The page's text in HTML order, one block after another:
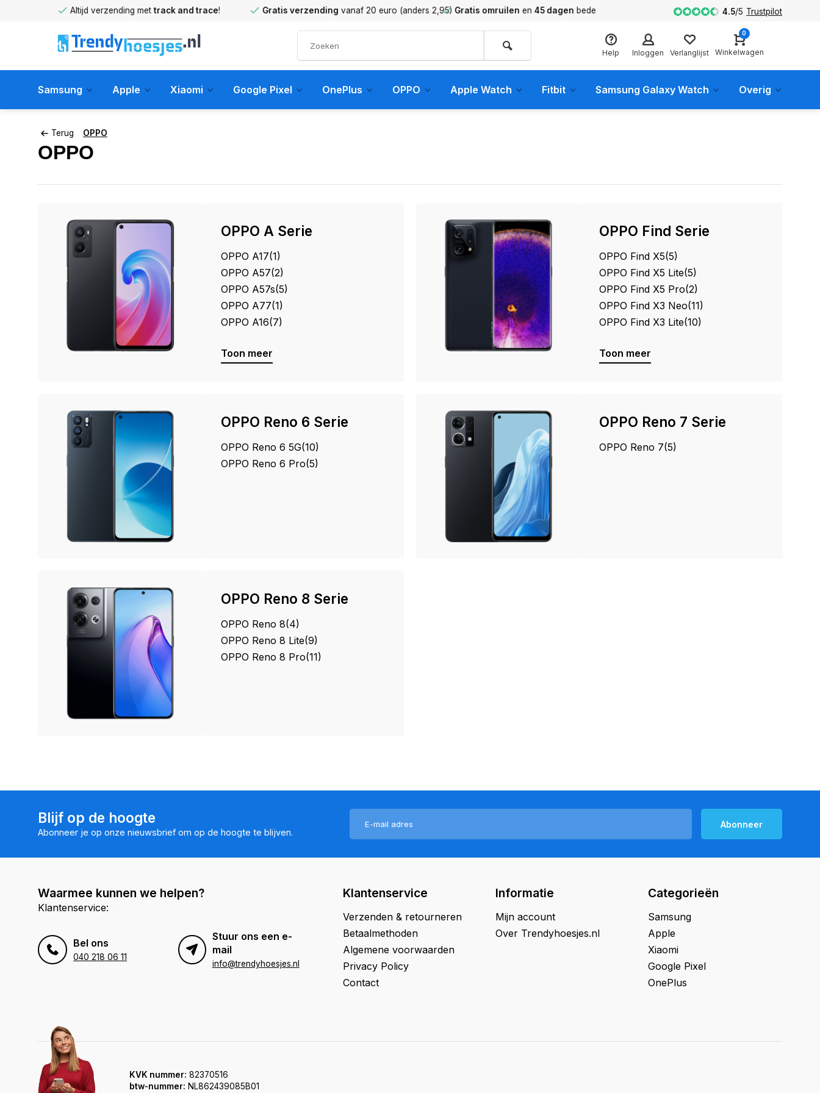
Altijd verzending mettrack and trace! Gratis verzendingvanaf 20 euro (anders 2,95) Gratis omruilenen45 dagenbedenktijd 4.5/5 Trustpilot
Help Inloggen Verlanglijst
0
Winkelwagen
Samsung Apple Xiaomi Google Pixel OnePlus OPPO Apple Watch Fitbit Samsung Galaxy Watch Overig
Terug OPPO
OPPO
OPPO A Serie
OPPO A17(1)
OPPO A57(2)
OPPO A57s(5)
OPPO A77(1)
OPPO A16(7)
Toon meer
OPPO Find Serie
OPPO Find X5(5)
OPPO Find X5 Lite(5)
OPPO Find X5 Pro(2)
OPPO Find X3 Neo(11)
OPPO Find X3 Lite(10)
Toon meer
OPPO Reno 6 Serie
OPPO Reno 6 5G(10)
OPPO Reno 6 Pro(5)
OPPO Reno 7 Serie
OPPO Reno 7(5)
OPPO Reno 8 Serie
OPPO Reno 8(4)
OPPO Reno 8 Lite(9)
OPPO Reno 8 Pro(11)
Blijf op de hoogte
Abonneer je op onze nieuwsbrief om op de hoogte te blijven.
Abonneer
Waarmee kunnen we helpen?
Klantenservice:
Bel ons
040 218 06 11
Stuur ons een e-
mail
info@trendyhoesjes.nl
Klantenservice
Verzenden & retourneren
Betaalmethoden
Algemene voorwaarden
Privacy Policy
Contact
Informatie
Mijn account
Over Trendyhoesjes.nl
Categorieën
Samsung
Apple
Xiaomi
Google Pixel
OnePlus
KVK nummer: 82370516
btw-nummer: NL862439085B01